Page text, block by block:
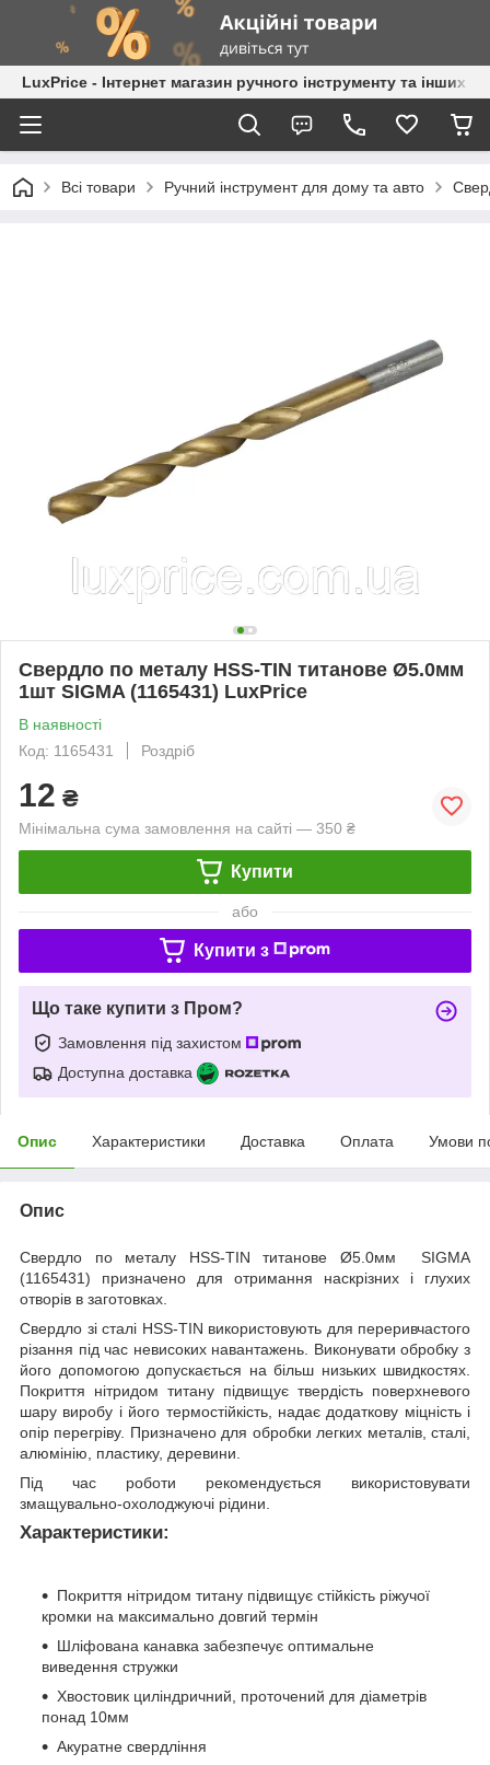
LuxPrice - Інтернет магазин ручного інструменту та інших
Всі товари Ручний інструмент для дому та авто
Свердло по металу HSS-TIN титанове Ø5.0мм
1шт SIGMA (1165431) LuxPrice
В наявності
Код: 1165431
Роздріб
12 ₴
Мінімальна сума замовлення на сайті — 350 ₴
Купити
або
Купити з
Що таке купити з Пром?
Замовлення під захистом
Доступна доставка
Опис Характеристики Доставка Оплата Умови
Опис
Свердло по металу HSS-TIN титанове Ø5.0мм SIGMA
(1165431) призначено для отримання наскрізних і глухих
отворів в заготовках.
Свердло зі сталі НSS-TIN використовують для переривчастого
різання під час невисоких навантажень. Виконувати обробку з
його допомогою допускається на більш низьких швидкостях.
Покриття нітридом титану підвищує твердість поверхневого
шару виробу і його термостійкість, надає додаткову міцність і
опір перегріву. Призначено для обробки легких металів, сталі,
алюмінію, пластику, деревини.
Під час роботи рекомендується використовувати
змащувально-охолоджуючі рідини.
Характеристики:
Покриття нітридом титану підвищує стійкість ріжучої
кромки на максимально довгий термін
Шліфована канавка забезпечує оптимальне
виведення стружки
Хвостовик циліндричний, проточений для діаметрів
понад 10мм
Акуратне свердління